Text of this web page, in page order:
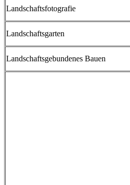
Landschaftsfotografie
Landschaftsgarten
Landschaftsgebundenes Bauen